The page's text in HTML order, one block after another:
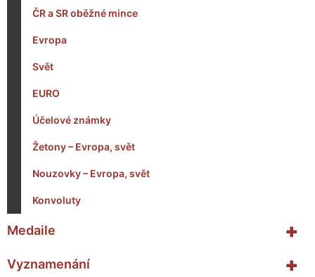
ČR a SR oběžné mince
Evropa
Svět
EURO
Účelové známky
Žetony – Evropa, svět
Nouzovky – Evropa, svět
Konvoluty
+
Medaile
+
Vyznamenání